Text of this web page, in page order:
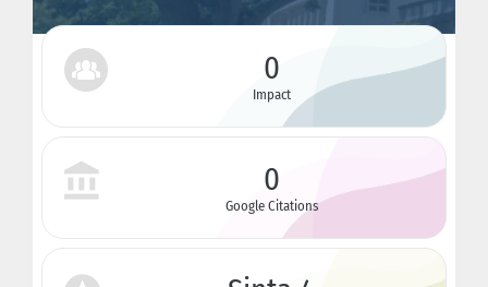
0
Impact
0
Google Citations